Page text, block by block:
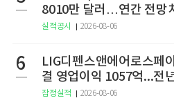
8010만 달러…연간 전망
실적공시 2026-08-06
6
LIG디펜스앤에어로스페
결 영업이익 1057억...전
잠정실적 2026-08-06